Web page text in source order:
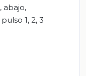
abajo,
1, 2, 3